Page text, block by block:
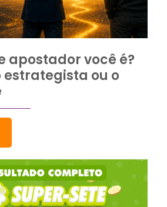
apostador você é?
estrategista ou o